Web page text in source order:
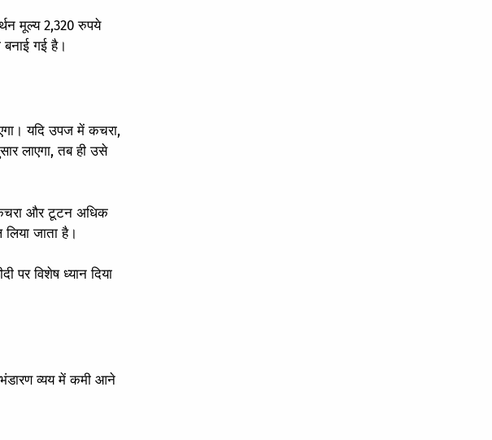
मूल्य 2,320 रुपये
बनाई गई है।
यदि उपज में कचरा,
लाएगा, तब ही उसे
और टूटन अधिक
जाता है।
पर विशेष ध्यान दिया
व्यय में कमी आने